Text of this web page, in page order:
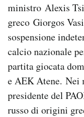
CALENDARIO
AREA PERSONALE
Area Personale
Newsletter
Notifiche mobile
Regala il Post
ministro Alexis
greco Giorgos
sospensione
calcio nazionale
partita giocata
e AEK Atene.
presidente del
russo di origini